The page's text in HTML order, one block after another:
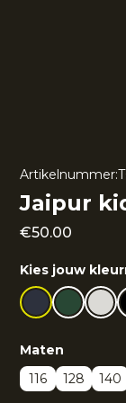
Artikelnummer:
Jaipur
€50.00
Kies jouw kleur
Maten
116
128 140